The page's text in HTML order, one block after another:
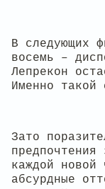
В следующих
восемь –
Лепрекон
Именно такой
Зато
каждой новой
абсурдные